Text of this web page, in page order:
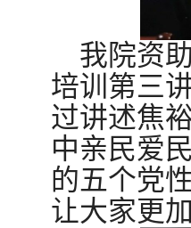
我院资
培训第三
过讲述焦
中亲民爱
的五个党
让大家更